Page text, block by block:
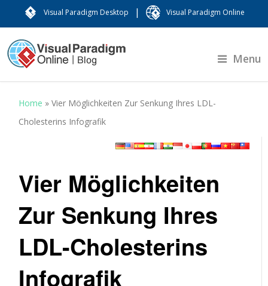
Visual Paradigm Desktop | Visual Paradigm Online
Menu
Home »Vier Möglichkeiten Zur Senkung Ihres LDL-
Cholesterins Infografik
Vier Möglichkeiten
Zur Senkung Ihres
LDL-Cholesterins
Infografik